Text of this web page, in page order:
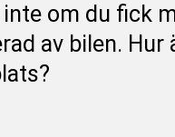
inte om du fick
av bilen.